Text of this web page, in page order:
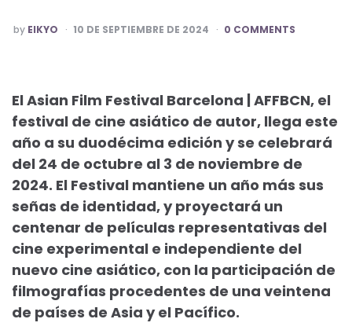
POSTED
BY
by EIKYO 10 DE SEPTIEMBRE DE 2024 0 COMMENTS
El Asian Film Festival Barcelona | AFFBCN, el
festival de cine asiático de autor, llega este
año a su duodécima edición y se celebrará
del 24 de octubre al 3 de noviembre de
2024. El Festival mantiene un año más sus
señas de identidad, y proyectará un
centenar de películas representativas del
cine experimental e independiente del
nuevo cine asiático, con la participación de
filmografías procedentes de una veintena
de países de Asia y el Pacífico.